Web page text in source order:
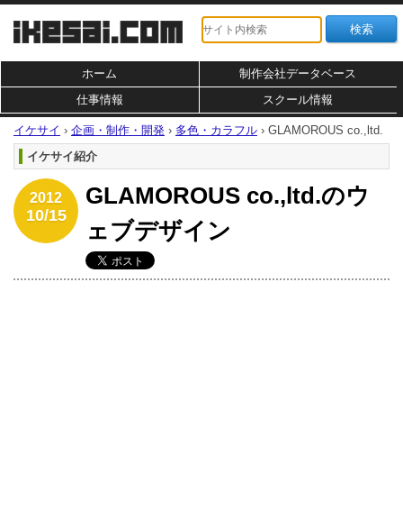
ホーム
制作会社データベース
仕事情報
スクール情報
イケサイ › 企画・制作・開発 › 多色・カラフル › GLAMOROUS co.,ltd.
イケサイ紹介
2012
10/15
GLAMOROUS co.,ltd.のウ
ェブデザイン